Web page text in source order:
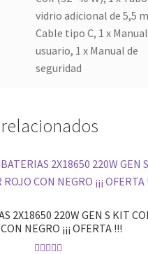
vidrio adicional de 5,5
Cable tipo C, 1 x
usuario, 1 x Manual de
seguridad
2X18650 220W GEN S KIT
CON NEGRO ¡¡¡ OFERTA !!!